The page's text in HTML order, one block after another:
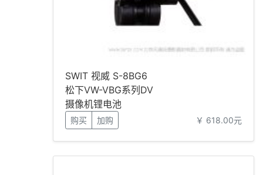
SWIT 视威 S-8BG6
松下VW-VBG系列DV
摄像机锂电池
购买 加购 ￥ 618.00元